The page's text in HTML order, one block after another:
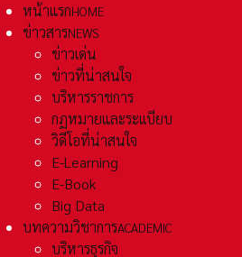
หน้าแรกHOME
ข่าวสารNEWS
ข่าวเด่น
ข่าวที่น่าสนใจ
บริหารราชการ
กฏหมายและระเเบียบ
วิดีโอที่น่าสนใจ
E-Learning
E-Book
Big Data
บทความวิชาการACADEMIC
บริหารธุรกิจ